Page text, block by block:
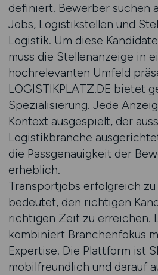
definiert. Bewerber suchen
Jobs, Logistikstellen und
Logistik. Um diese
muss die Stellenanzeige in
hochrelevanten Umfeld
LOGISTIKPLATZ.DE bietet
Spezialisierung. Jede
Kontext ausgespielt, der
Logistikbranche
die Passgenauigkeit der
erheblich.
Transportjobs erfolgreich
bedeutet, den richtigen
richtigen Zeit zu erreichen.
kombiniert Branchenfokus
Expertise. Die Plattform ist
mobilfreundlich und darauf